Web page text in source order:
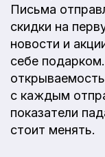
Письма
скидки на
новости и
себе
с каждым
показатели
стоит менять.